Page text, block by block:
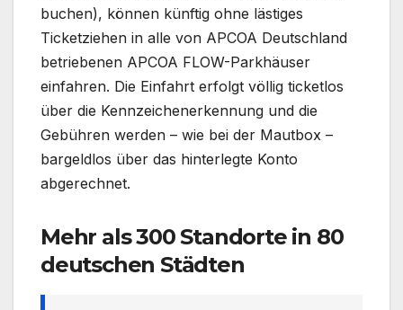
buchen), können künftig ohne lästiges
Ticketziehen in alle von APCOA Deutschland
betriebenen APCOA FLOW-Parkhäuser
einfahren. Die Einfahrt erfolgt völlig ticketlos
über die Kennzeichenerkennung und die
Gebühren werden – wie bei der Mautbox –
bargeldlos über das hinterlegte Konto
abgerechnet.
Mehr als 300 Standorte in 80
deutschen Städten